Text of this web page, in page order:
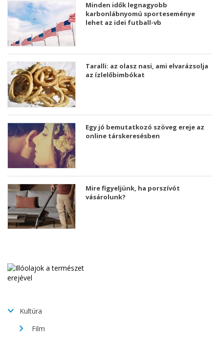
Minden idők legnagyobb
karbonlábnyomú sporteseménye
lehet az idei futball-vb
Taralli: az olasz nasi, ami elvarázsolja
az ízlelőbimbókat
Egy jó bemutatkozó szöveg ereje az
online társkeresésben
Mire figyeljünk, ha porszívót
vásárolunk?
Kultúra
Film